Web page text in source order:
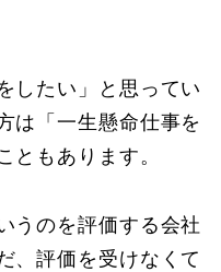
したい」と思ってい
は「一生懸命仕事を
ともあります。
うのを評価する会社
、評価を受けなくて